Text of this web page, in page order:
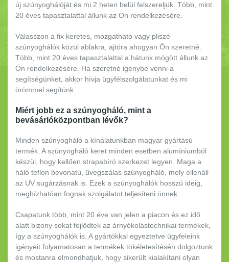
új szúnyoghálóját és mi 2 heten belül felszereljük. Több, mint
20 éves tapasztalattal állunk az Ön rendelkezésére.
Válasszon a fix keretes, mozgatható vagy pliszé
szúnyoghálók közül ablakra, ajtóra ahogyan Ön szeretné.
Több, mint 20 éves tapasztalattal a hátunk mögött állunk az
Ön rendelkezésére. Ha szeretné igénybe venni a
segítségünket, akkor hívja ügyfélszolgálatunkat és mi
örömmel segítünk.
Miért jobb ez a szúnyogháló, mint a
bevásárlóközpontban lévők?
Minden szúnyogháló a kínálatunkban magyar gyártású
termék. A szúnyogháló keret minden esetben alumíniumból
készül, hogy kellően strapabíró szerkezet legyen. Maga a
háló teflon bevonatú, üvegszálas szúnyogháló, mely ellenáll
az UV sugárzásnak is. Ezek a szúnyoghálók hosszú ideig,
megbízhatóan fognak szolgálatot teljesíteni önnek.
Csapatunk több, mint 20 éve van jelen a piacon és ez idő
alatt bizony sokat fejlődtek az árnyékolástechnikai termékek,
így a szúnyoghálók is. A gyártókkal egyeztetve ügyfeleink
igényeit folyamatosan a termékek tökéletesítésén dolgoztunk
és mostanra elmondhatjuk, hogy sikerült kialakítani olyan